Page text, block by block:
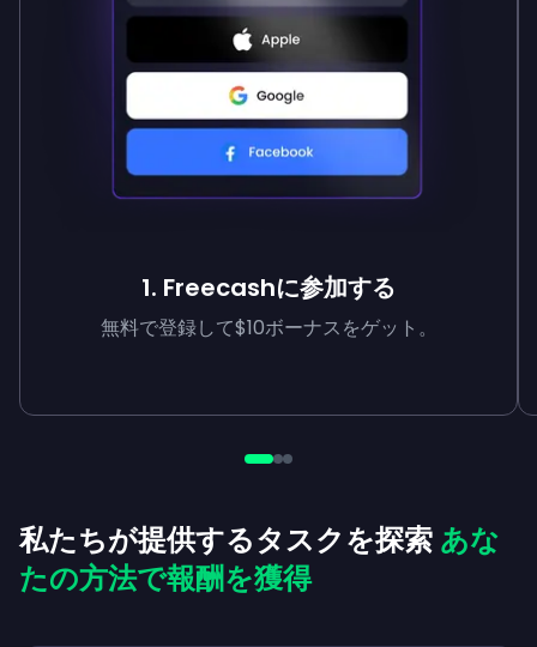
1. Freecashに参加する
無料で登録して$10ボーナスをゲット。
私たちが提供するタスクを探索 あな
たの方法で報酬を獲得